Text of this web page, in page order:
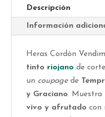
Descripción
Información
Heras Cordón
tinto riojano de
un coupagede
y Graciano. Muestra
vivo y afrutado con